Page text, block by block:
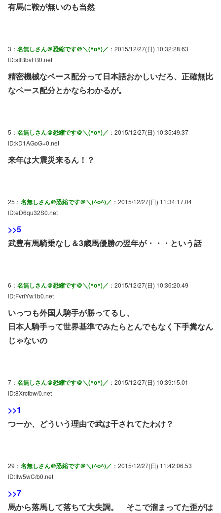
有馬に鞍が無いのも当然
3： 名無しさん＠恐縮です＠＼(^o^)／ ：2015/12/27(日) 10:32:28.63
ID:sIlBbvFB0.net
精密機械なペース配分って日本語おかしいだろ、正確無比
なペース配分とかならわかるが。
5： 名無しさん＠恐縮です＠＼(^o^)／ ：2015/12/27(日) 10:35:49.37
ID:kD1AGoG+0.net
来年は大震災来るん！？
25： 名無しさん＠恐縮です＠＼(^o^)／ ：2015/12/27(日) 11:34:17.04
ID:eD6qu32S0.net
>>5
武豊有馬騎乗なし＆3歳馬優勝の翌年が・・・という話
6： 名無しさん＠恐縮です＠＼(^o^)／ ：2015/12/27(日) 10:36:20.49
ID:FvriYw1b0.net
いっつも外国人騎手が勝ってるし、
日本人騎手って世界基準でみたらとんでもなく下手糞なん
じゃないの
7： 名無しさん＠恐縮です＠＼(^o^)／ ：2015/12/27(日) 10:39:15.01
ID:8Xrcfbw/0.net
>>1
つーか、どういう理由で武は干されてたわけ？
29： 名無しさん＠恐縮です＠＼(^o^)／ ：2015/12/27(日) 11:42:06.53
ID:Ilw5wC/b0.net
>>7
馬から落馬して落ちて大失調。 そこで溜まってた歪がは